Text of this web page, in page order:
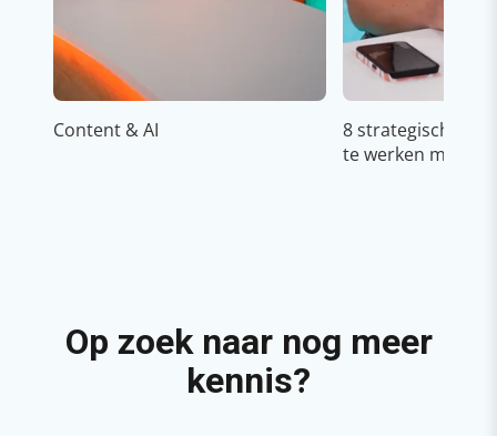
Content & AI
8 strategische
te werken met
Op zoek naar nog meer
kennis?